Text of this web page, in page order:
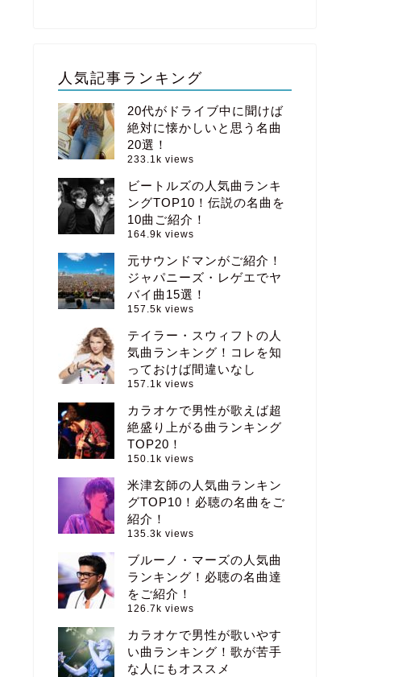
人気記事ランキング
20代がドライブ中に聞けば
絶対に懐かしいと思う名曲
20選！
233.1k views
ビートルズの人気曲ランキ
ングTOP10！伝説の名曲を
10曲ご紹介！
164.9k views
元サウンドマンがご紹介！
ジャパニーズ・レゲエでヤ
バイ曲15選！
157.5k views
テイラー・スウィフトの人
気曲ランキング！コレを知
っておけば間違いなし
157.1k views
カラオケで男性が歌えば超
絶盛り上がる曲ランキング
TOP20！
150.1k views
米津玄師の人気曲ランキン
グTOP10！必聴の名曲をご
紹介！
135.3k views
ブルーノ・マーズの人気曲
ランキング！必聴の名曲達
をご紹介！
126.7k views
カラオケで男性が歌いやす
い曲ランキング！歌が苦手
な人にもオススメ